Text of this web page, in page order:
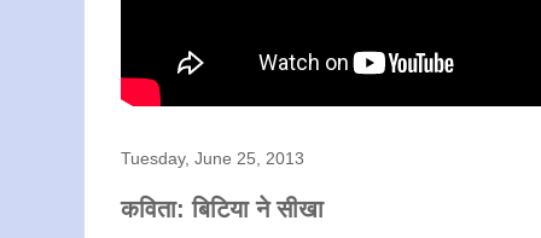
Tuesday, June 25, 2013
कविता: बिटिया ने सीखा